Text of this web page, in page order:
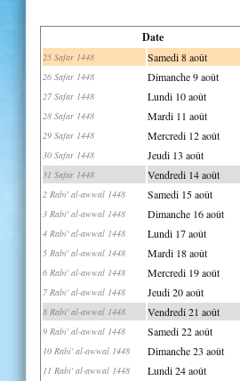
Date
25 Safar 1448 Samedi 8 août
26 Safar 1448 Dimanche 9 août
27 Safar 1448 Lundi 10 août
28 Safar 1448 Mardi 11 août
29 Safar 1448 Mercredi 12 août
30 Safar 1448 Jeudi 13 août
31 Safar 1448 Vendredi 14 août
2 Rabi' al-awwal 1448 Samedi 15 août
3 Rabi' al-awwal 1448 Dimanche 16 août
4 Rabi' al-awwal 1448 Lundi 17 août
5 Rabi' al-awwal 1448 Mardi 18 août
6 Rabi' al-awwal 1448 Mercredi 19 août
7 Rabi' al-awwal 1448 Jeudi 20 août
8 Rabi' al-awwal 1448 Vendredi 21 août
9 Rabi' al-awwal 1448 Samedi 22 août
10 Rabi' al-awwal 1448 Dimanche 23 août
11 Rabi' al-awwal 1448 Lundi 24 août